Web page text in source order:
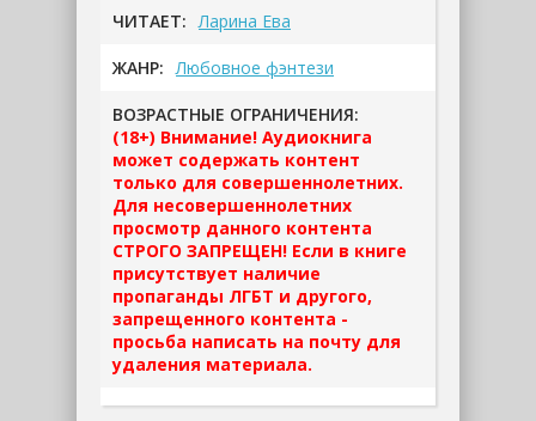
ЧИТАЕТ: Ларина Ева
ЖАНР: Любовное фэнтези
ВОЗРАСТНЫЕ ОГРАНИЧЕНИЯ:
(18+) Внимание! Аудиокнига
может содержать контент
только для совершеннолетних.
Для несовершеннолетних
просмотр данного контента
СТРОГО ЗАПРЕЩЕН! Если в книге
присутствует наличие
пропаганды ЛГБТ и другого,
запрещенного контента -
просьба написать на почту для
удаления материала.